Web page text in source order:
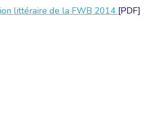
littéraire de la FWB 2014 [PDF]